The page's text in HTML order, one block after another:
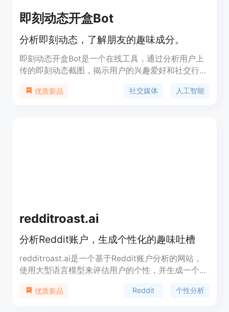
即刻动态开盒Bot
分析即刻动态，了解朋友的趣味成分。
即刻动态开盒Bot是一个在线工具，通过分析用户上
传的即刻动态截图，揭示用户的兴趣爱好和社交行
行分析，从而得出用户的个性标签。这个工具不仅增
优质新品 社交媒体 人工智能
redditroast.ai
分析Reddit账户，生成个性化的趣味吐槽
redditroast.ai是一个基于Reddit账户分析的网站，
使用大型语言模型来评估用户的个性，并生成一个包
智能技术，为用户提供一种新颖的互动方式，同时增
优质新品 Reddit 个性分析